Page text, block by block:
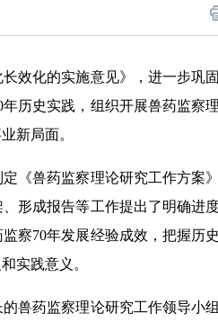
效化的实施意见》，进一步巩
历史实践，组织开展兽药监察
新局面。
《兽药监察理论研究工作方案
形成报告等工作提出了明确进
察70年发展经验成效，把握历
实践意义。
兽药监察理论研究工作领导小